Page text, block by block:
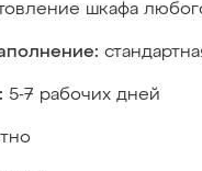
шкафа
5-7 рабочих дней